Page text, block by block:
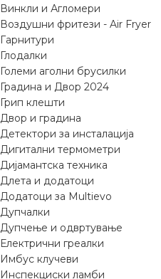
Винкли и Агломери
Воздушни фритези - Air Fryer
Гарнитури
Глодалки
Големи аголни брусилки
Градина и Двор 2024
Грип клешти
Двор и градина
Детектори за инсталација
Дигитални термометри
Дијамантска техника
Длета и додатоци
Додатоци за Multievo
Дупчалки
Дупчење и одвртување
Електрични греалки
Имбус клучеви
Инспекциски ламби